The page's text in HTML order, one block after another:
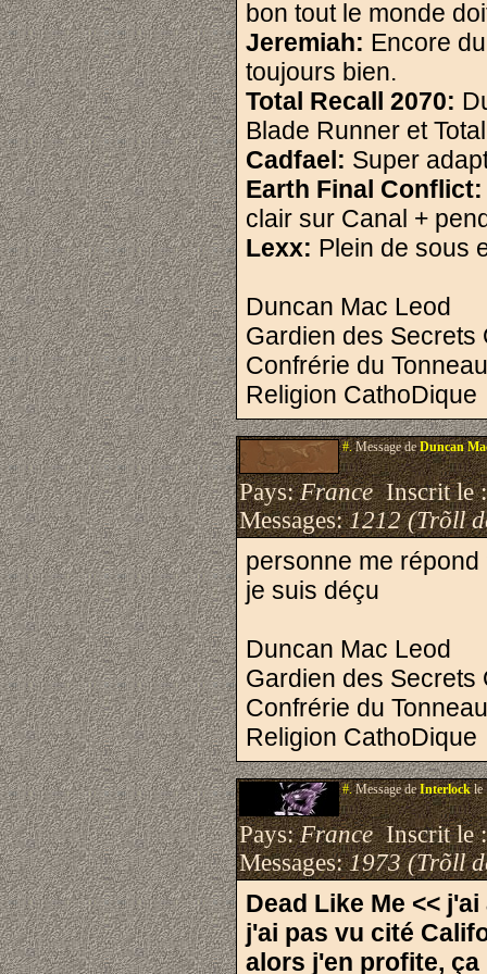
bon tout le monde
Jeremiah: Encore
toujours bien.
Total Recall 2070:
Blade Runner et
Cadfael: Super
Earth Final Conflict:
clair sur Canal +
Lexx: Plein de sous
Duncan Mac Leod
Gardien des Secrets
Confrérie du Tonneau
Religion CathoDique
#.Message deDuncan
Pays:FranceInscrit le
Messages:1212 (Trõll
personne me répond
je suis déçu
Duncan Mac Leod
Gardien des Secrets
Confrérie du Tonneau
Religion CathoDique
#.Message deInterlockle
Pays:FranceInscrit le
Messages:1973 (Trõll
Dead Like Me <<
j'ai pas vu cité
alors j'en profite, ça